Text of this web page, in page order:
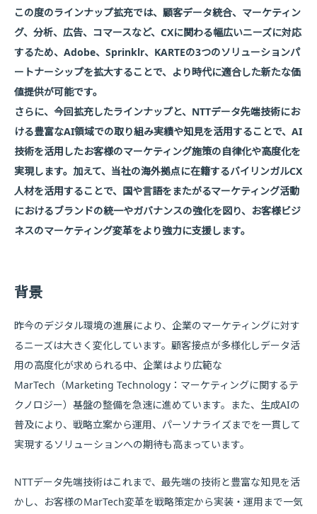
この度のラインナップ拡充では、顧客データ統合、マーケティン
グ、分析、広告、コマースなど、CXに関わる幅広いニーズに対応
するため、Adobe、Sprinklr、KARTEの3つのソリューションパ
ートナーシップを拡大することで、より時代に適合した新たな価
値提供が可能です。
さらに、今回拡充したラインナップと、NTTデータ先端技術にお
ける豊富なAI領域での取り組み実績や知見を活用することで、AI
技術を活用したお客様のマーケティング施策の自律化や高度化を
実現します。加えて、当社の海外拠点に在籍するバイリンガルCX
人材を活用することで、国や言語をまたがるマーケティング活動
におけるブランドの統一やガバナンスの強化を図り、お客様ビジ
ネスのマーケティング変革をより強力に支援します。
背景
昨今のデジタル環境の進展により、企業のマーケティングに対す
るニーズは大きく変化しています。顧客接点が多様化しデータ活
用の高度化が求められる中、企業はより広範な
MarTech（Marketing Technology：マーケティングに関するテ
クノロジー）基盤の整備を急速に進めています。また、生成AIの
普及により、戦略立案から運用、パーソナライズまでを一貫して
実現するソリューションへの期待も高まっています。
NTTデータ先端技術はこれまで、最先端の技術と豊富な知見を活
かし、お客様のMarTech変革を戦略策定から実装・運用まで一気